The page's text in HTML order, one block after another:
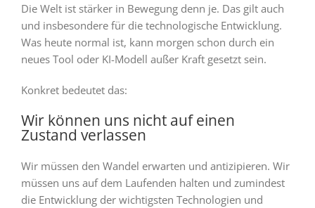
Die Welt ist stärker in Bewegung denn je. Das gilt auch
und insbesondere für die technologische Entwicklung.
Was heute normal ist, kann morgen schon durch ein
neues Tool oder KI-Modell außer Kraft gesetzt sein.
Konkret bedeutet das:
Wir können uns nicht auf einen
Zustand verlassen
Wir müssen den Wandel erwarten und antizipieren. Wir
müssen uns auf dem Laufenden halten und zumindest
die Entwicklung der wichtigsten Technologien und